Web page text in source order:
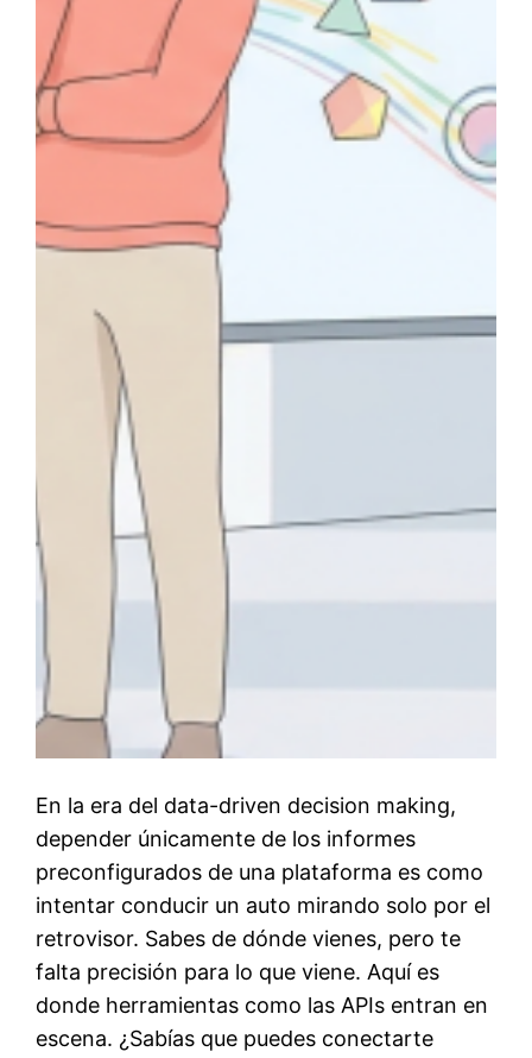
En la era del data-driven decision making,
depender únicamente de los informes
preconfigurados de una plataforma es como
intentar conducir un auto mirando solo por el
retrovisor. Sabes de dónde vienes, pero te
falta precisión para lo que viene. Aquí es
donde herramientas como las APIs entran en
escena. ¿Sabías que puedes conectarte